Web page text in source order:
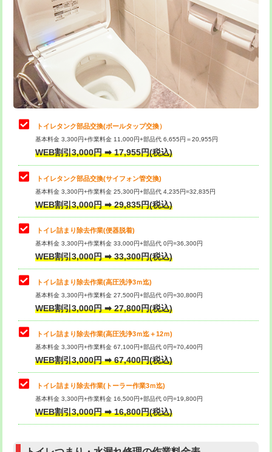
トイレタンク部品交換(ボールタップ交換）
基本料金 3,300円+作業料金 11,000円+部品代 6,655円＝20,955円
WEB割引3,000円 ➡ 17,955円(税込)
トイレタンク部品交換(サイフォン管交換)
基本料金 3,300円+作業料金 25,300円+部品代 4,235円=32,835円
WEB割引3,000円 ➡ 29,835円(税込)
トイレ詰まり除去作業(便器脱着)
基本料金 3,300円+作業料金 33,000円+部品代 0円=36,300円
WEB割引3,000円 ➡ 33,300円(税込)
トイレ詰まり除去作業(高圧洗浄3ｍ迄)
基本料金 3,300円+作業料金 27,500円+部品代 0円=30,800円
WEB割引3,000円 ➡ 27,800円(税込)
トイレ詰まり除去作業(高圧洗浄3ｍ迄＋12ｍ)
基本料金 3,300円+作業料金 67,100円+部品代 0円=70,400円
WEB割引3,000円 ➡ 67,400円(税込)
トイレ詰まり除去作業(トーラー作業3ｍ迄)
基本料金 3,300円+作業料金 16,500円+部品代 0円=19,800円
WEB割引3,000円 ➡ 16,800円(税込)